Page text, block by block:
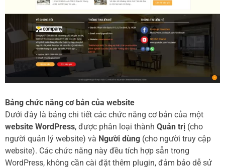
Bảng chức năng cơ bản của website
Dưới đây là bảng chi tiết các chức năng cơ bản của một
website WordPress, được phân loại thành Quản trị (cho
người quản lý website) và Người dùng (cho người truy cập
website). Các chức năng này đều tích hợp sẵn trong
WordPress, không cần cài đặt thêm plugin, đảm bảo dễ sử